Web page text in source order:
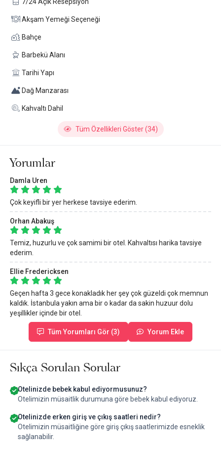
Akşam Yemeği Seçeneği
Bahçe
Barbekü Alanı
Tarihi Yapı
Dağ Manzarası
Kahvaltı Dahil
Tüm Özellikleri Göster (34)
Yorumlar
Damla Uren
Çok keyifli bir yer herkese tavsiye ederim.
Orhan Abakuş
Temiz, huzurlu ve çok samimi bir otel. Kahvaltısı harika tavsiye
ederim.
Ellie Fredericksen
Geçen hafta 3 gece konakladık her şey çok güzeldi çok memnun
kaldık. İstanbula yakın ama bir o kadar da sakin huzuur dolu
yeşillikler içinde bir otel.
Tüm Yorumları Gör (3) Yorum Ekle
Sıkça Sorulan Sorular
Otelinizde bebek kabul ediyormusunuz?
Otelimizin müsaitlik durumuna göre bebek kabul ediyoruz.
Otelinizde erken giriş ve çıkış saatleri nedir?
Otelimizin müsaitliğine göre giriş çıkış saatlerimizde esneklik
sağlanabilir.